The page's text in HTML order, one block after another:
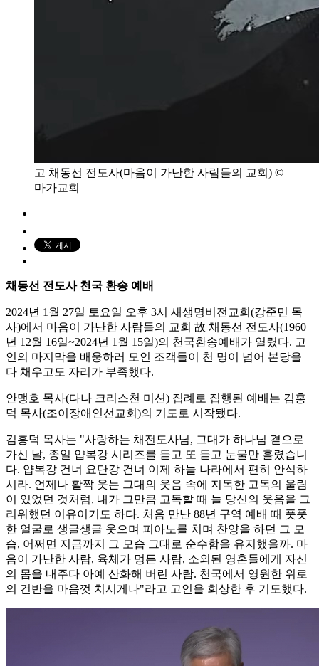
고 채동선 전도사(마음이 가난한 사람들의 교회) ©
마가교회
채동선 전도사 천국 환송 예배
2024년 1월 27일 토요일 오후 3시 새생명비전교회(강준민 목
사)에서 마음이 가난한 사람들의 교회 故 채동선 전도사(1960
년 12월 16일~2024년 1월 15일)의 천국환송예배가 열렸다. 고
인의 마지막을 배웅하러 모인 조객들이 천 명이 넘어 본당을
다 채우고도 자리가 부족했다.
안맹호 목사(다나 크리스천 미션) 집례로 집행된 예배는 김홍
덕 목사(조이장애인선교회)의 기도로 시작됐다.
김홍덕 목사는 "사랑하는 채전도사님, 그대가 하나님 곁으로
가신 날, 종일 얍복강 시리즈를 듣고 또 듣고 눈물만 흘렸습니
다. 얍복강 건너 요단강 건너 이제 하늘 나라에서 편히 안식하
시라. 언제나 활짝 웃는 그대의 웃음 속에 지독한 고독의 울림
이 있었던 것처럼, 내가 그만큼 고독할 때 늘 당신의 웃음을 그
리워했던 이유이기도 하다. 처음 만난 88년 구역 예배 때 풋풋
한 얼굴로 생글생글 웃으며 피아노를 치며 찬양을 하던 그 모
습, 어쩌면 지금까지 그 모습 그대로 순수함을 유지했을까. 마
음이 가난한 사람, 육체가 멍든 사람, 소외된 영혼들에게 자신
의 몸을 내주다 아예 산화해 버린 사람. 천국에서 영원한 위로
의 건반을 마음껏 치시게나"라고 고인을 회상한 후 기도했다.